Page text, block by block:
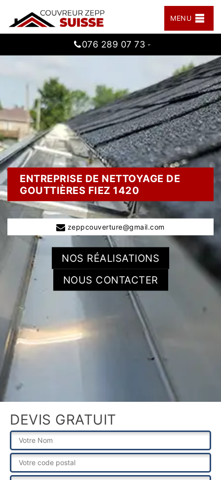
MENU
076 289 07 73 -
ENTREPRISE DE NETTOYAGE DE
GOUTTIÈRES FIEZ 1420
zeppcouverture@gmail.com
NOS RÉALISATIONS
NOUS CONTACTER
DEVIS GRATUIT